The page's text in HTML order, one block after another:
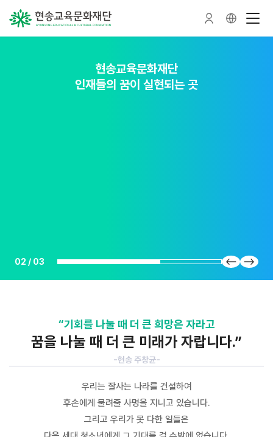
현송교육문화재단
인재를 품다
현송교육문화재단
인재들의 꿈이 실현되는 곳
현송교육문화재단
인재를 가꾸는 숲이 되다
02 / 03
“기회를 나눌 때 더 큰 희망은 자라고
꿈을 나눌 때 더 큰 미래가 자랍니다.”
-현송 주창균-
우리는 잘사는 나라를 건설하여
후손에게 물려줄 사명을 지니고 있습니다.
그리고 우리가 못 다한 일들은